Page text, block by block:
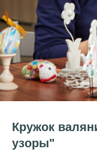
Кружок
узоры"